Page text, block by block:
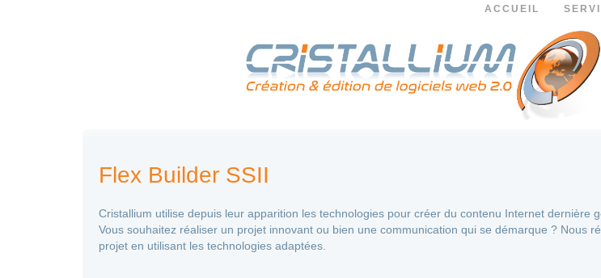
ACCUEIL
Flex Builder SSII
Cristallium utilise depuis leur apparition les technologies pour créer du contenu Internet dernière
Vous souhaitez réaliser un projet innovant ou bien une communication qui se démarque ? Nous
projet en utilisant les technologies adaptées.